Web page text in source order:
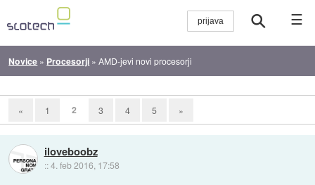
☰
Novice » Procesorji »AMD-jevi novi procesorji
« 1 2 3 4 5 »
iloveboobz
::4. feb 2016, 17:58